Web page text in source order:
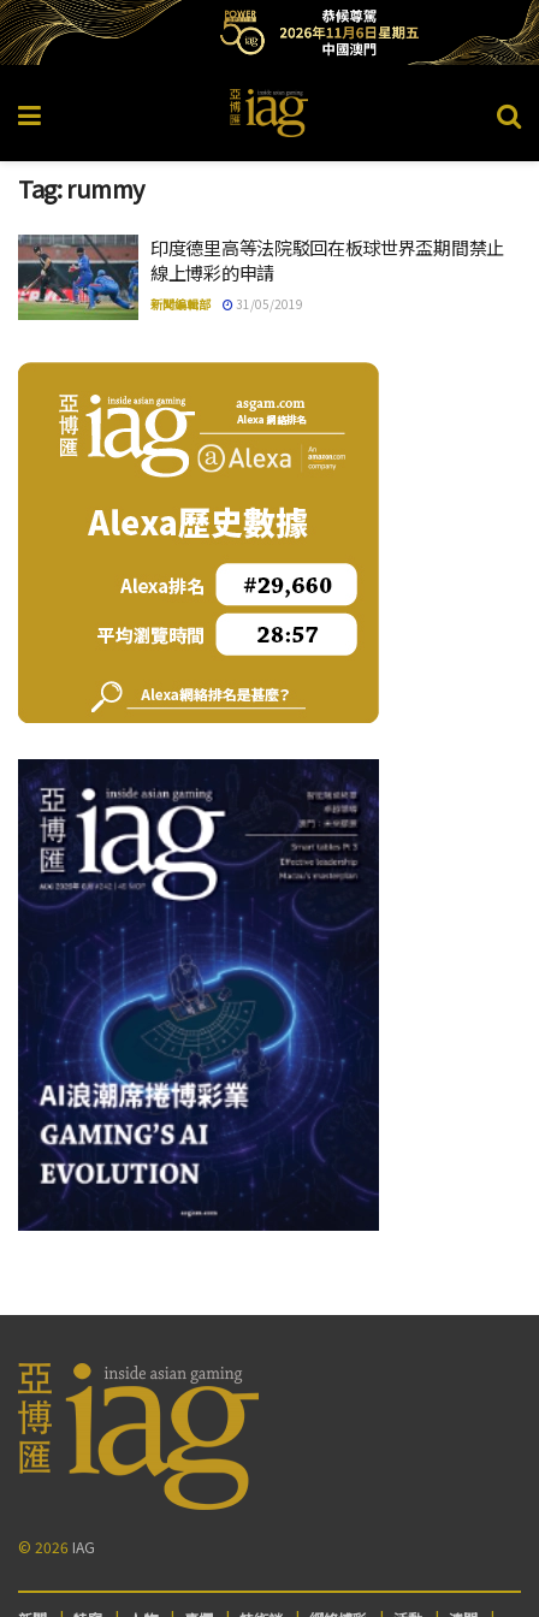
Tag:rummy
印度德里高等法院駁回在板球世界盃期間禁止
線上博彩的申請
新聞編輯部 31/05/2019
© 2026 IAG